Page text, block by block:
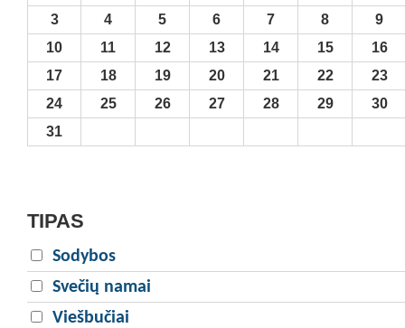
3
4 5 6 7 8
9
10
11 12 13 14 15
16
17
18 19 20 21 22
23
24
25 26 27 28 29
30
31
TIPAS
Sodybos
Svečių namai
Viešbučiai